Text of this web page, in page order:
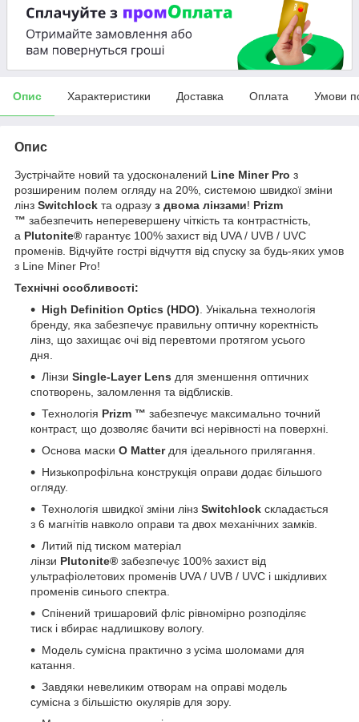
Опис Характеристики Доставка Оплата Умови
Опис
Зустрічайте новий та удосконалений Line Miner Pro з
розширеним полем огляду на 20%, системою швидкої зміни
лінз Switchlock та одразу з двома лінзами! Prizm
™ забезпечить неперевершену чіткість та контрастність,
а Plutonite® гарантує 100% захист від UVA / UVB / UVC
променів. Відчуйте гострі відчуття від спуску за будь-яких умов
з Line Miner Pro!
Технічні особливості:
High Definition Optics (HDO). Унікальна технологія
бренду, яка забезпечує правильну оптичну коректність
лінз, що захищає очі від перевтоми протягом усього
дня.
Лінзи Single-Layer Lens для зменшення оптичних
спотворень, заломлення та відблисків.
Технологія Prizm ™ забезпечує максимально точний
контраст, що дозволяє бачити всі нерівності на поверхні.
Основа маски O Matterдля ідеального прилягання.
Низькопрофільна конструкція оправи додає більшого
огляду.
Технологія швидкої зміни лінз Switchlock складається
з 6 магнітів навколо оправи та двох механічних замків.
Литий під тиском матеріал
лінзи Plutonite® забезпечує 100% захист від
ультрафіолетових променів UVA / UVB / UVC і шкідливих
променів синього спектра.
Спінений тришаровий фліс рівномірно розподіляє
тиск і вбирає надлишкову вологу.
Модель сумісна практично з усіма шоломами для
катання.
Завдяки невеликим отворам на оправі модель
сумісна з більшістю окулярів для зору.